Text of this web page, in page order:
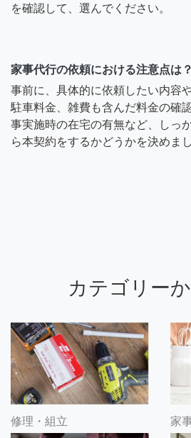
を確認して、選んでください。
家事代行の依頼における注意点は？
事前に、具体的に依頼したい内容
駐車料金、雑費も含んだ料金の確
事実施時の在宅の有無など、しっ
ら本契約をするかどうかを決めまし
カテゴリー
修理・組立 家